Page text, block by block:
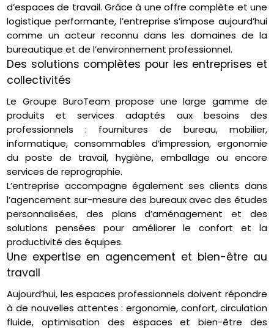
d’espaces de travail. Grâce à une offre complète et une
logistique performante, l’entreprise s’impose aujourd’hui
comme un acteur reconnu dans les domaines de la
bureautique et de l’environnement professionnel.
Des solutions complètes pour les entreprises et
collectivités
Le Groupe BuroTeam propose une large gamme de
produits et services adaptés aux besoins des
professionnels : fournitures de bureau, mobilier,
informatique, consommables d’impression, ergonomie
du poste de travail, hygiène, emballage ou encore
services de reprographie.
L’entreprise accompagne également ses clients dans
l’agencement sur-mesure des bureaux avec des études
personnalisées, des plans d’aménagement et des
solutions pensées pour améliorer le confort et la
productivité des équipes.
Une expertise en agencement et bien-être au
travail
Aujourd’hui, les espaces professionnels doivent répondre
à de nouvelles attentes : ergonomie, confort, circulation
fluide, optimisation des espaces et bien-être des